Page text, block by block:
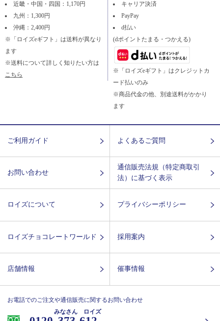
近畿・中国・四国：1,170円
九州：1,300円
沖縄：2,400円
※「ロイズeギフト」は送料が異なり
ます
※送料について詳しく知りたい方は
こちら
キャリア決済
PayPay
d払い
(dポイントたまる・つかえる)
※「ロイズeギフト」はクレジットカ
ード払いのみ
※商品代金の他、別途送料がかかり
ます
ご利用ガイド よくあるご質問
お問い合わせ
通信販売法規（特定商取引
法）に基づく表示
ロイズについて プライバシーポリシー
ロイズチョコレートワールド 採用案内
店舗情報 催事情報
お電話でのご注文や通信販売に関するお問い合わせ
みなさん ロイズ